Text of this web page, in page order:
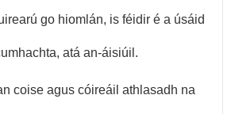
go hiomlán, is féidir é a úsáid
atá an-áisiúil.
coise agus cóireáil athlasadh na